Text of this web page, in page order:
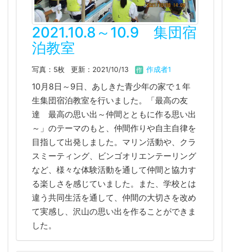
2021.10.8～10.9 集団宿
泊教室
写真：5枚 更新：2021/10/13 作成者1
10月8日～9日、あしきた青少年の家で１年
生集団宿泊教室を行いました。「最高の友
達 最高の思い出～仲間とともに作る思い出
～」のテーマのもと、仲間作りや自主自律を
目指して出発しました。マリン活動や、クラ
スミーティング、ビンゴオリエンテーリング
など、様々な体験活動を通して仲間と協力す
る楽しさを感じていました。また、学校とは
違う共同生活を通して、仲間の大切さを改め
て実感し、沢山の思い出を作ることができま
した。